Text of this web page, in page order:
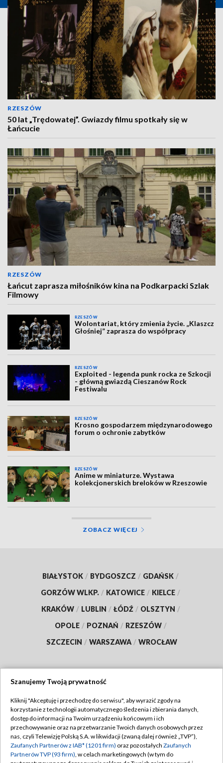
RZESZÓW
50 lat „Trędowatej”. Gwiazdy filmu spotkały się w
Łańcucie
RZESZÓW
Łańcut zaprasza miłośników kina na Podkarpacki Szlak
Filmowy
RZESZÓW
Wolontariat, który zmienia życie. „Klaszcz
Głośniej” zaprasza do współpracy
RZESZÓW
Exploited - legenda punk rocka ze Szkocji
- główną gwiazdą Cieszanów Rock
Festiwalu
RZESZÓW
Krosno gospodarzem międzynarodowego
forum o ochronie zabytków
RZESZÓW
Anime w miniaturze. Wystawa
kolekcjonerskich breloków w Rzeszowie
ZOBACZ WIĘCEJ
BIAŁYSTOK / BYDGOSZCZ / GDAŃSK /
GORZÓW WLKP. / KATOWICE / KIELCE /
KRAKÓW / LUBLIN / ŁÓDŹ / OLSZTYN /
OPOLE / POZNAŃ / RZESZÓW /
SZCZECIN / WARSZAWA / WROCŁAW
TVP
Abonament TVP
Emisja w TVP
Centrum informacji TVP
Regulamin TVP
Polityka prywatności
Szanujemy Twoją prywatność
Kliknij "Akceptuję i przechodzę do serwisu", aby wyrazić zgody na
korzystanie z technologii automatycznego śledzenia i zbierania danych,
dostęp do informacji na Twoim urządzeniu końcowym i ich
przechowywanie oraz na przetwarzanie Twoich danych osobowych przez
nas, czyli Telewizję Polską S.A. w likwidacji (zwaną dalej również „TVP”),
Zaufanych Partnerów z IAB* (1201 firm) oraz pozostałych Zaufanych
Partnerów TVP (93 firm), w celach marketingowych (w tym do